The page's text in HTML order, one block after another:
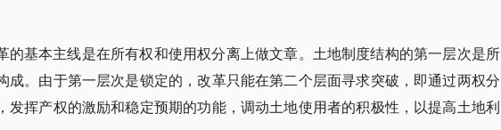
的基本主线是在所有权和使用权分离上做文章。土地制度结构的第一层次是所
成。由于第一层次是锁定的，改革只能在第二个层面寻求突破，即通过两权分
发挥产权的激励和稳定预期的功能，调动土地使用者的积极性，以提高土地利